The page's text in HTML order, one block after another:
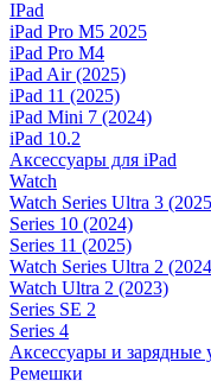
IPad
iPad Pro M5 2025
iPad Pro M4
iPad Air (2025)
iPad 11 (2025)
iPad Mini 7 (2024)
iPad 10.2
Аксессуары для iPad
Watch
Watch Series Ultra 3
Series 10 (2024)
Series 11 (2025)
Watch Series Ultra 2
Watch Ultra 2 (2023)
Series SE 2
Series 4
Аксессуары и зарядные
Ремешки